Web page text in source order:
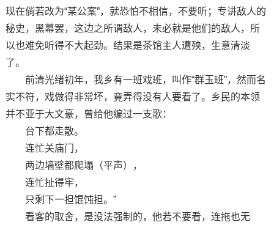
现在倘若改为“某公案”，就恐怕不相信，不要听；专讲敌人的
秘史，黑幕罢，这边之所谓敌人，未必就是他们的敌人，所
以也难免听得不大起劲。结果是茶馆主人遭殃，生意清淡
了。
前清光绪初年，我乡有一班戏班，叫作“群玉班”，然而名
实不符，戏做得非常坏，竟弄得没有人要看了。乡民的本领
并不亚于大文豪，曾给他编过一支歌：
台下都走散。
连忙关庙门，
两边墙壁都爬塌（平声），
连忙扯得牢，
只剩下一担馄饨担。”
看客的取舍，是没法强制的，他若不要看，连拖也无